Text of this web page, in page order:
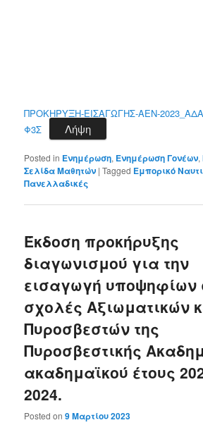
ΠΡΟΚΗΡΥΞΗ-ΕΙΣΑΓΩΓΗΣ-ΑΕΝ-
Φ3Σ
Λήψη
Posted in Ενημέρωση, Ενημέρωση Γονέων,
Σελίδα Μαθητών |Tagged Εμπορικό
Πανελλαδικές
Έκδοση προκήρυξης
διαγωνισμού για την
εισαγωγή υποψηφίων
σχολές Αξιωματικών
Πυροσβεστών της
Πυροσβεστικής
ακαδημαϊκού έτους
2024.
Posted on9 Μαρτίου 2023